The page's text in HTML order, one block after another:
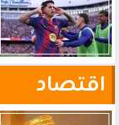
اقتصاد